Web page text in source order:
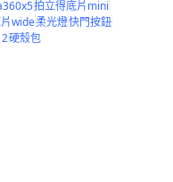
拍立得底片mini
wide柔光燈快門按鈕
硬殼包